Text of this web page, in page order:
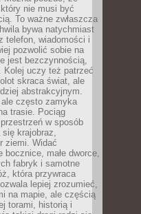
nie musi być
To ważne zwłaszcza
bywa natychmiast
telefon, wiadomości i
pozwolić sobie na
jest bezczynnością,
Kolej uczy też patrzeć
skraca świat, ale
abstrakcyjnym.
często zamyka
trasie. Pociąg
w sposób
się krajobraz,
ziemi. Widać
bocznice, małe dworce,
fabryk i samotne
która przywraca
lepiej zrozumieć,
na mapie, ale częścią
torami, historią i